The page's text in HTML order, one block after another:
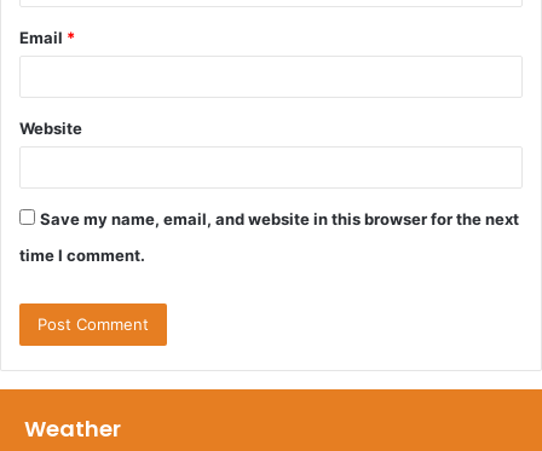
Email *
Website
Save my name, email, and website in this browser for the next
time I comment.
Weather